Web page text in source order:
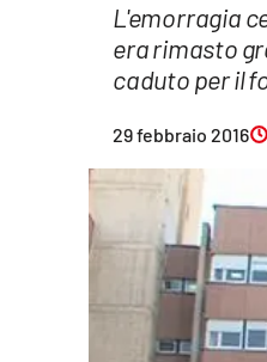
Economia e Lavoro
L'emorragia
era rimasto
caduto per il
29 febbraio 2016